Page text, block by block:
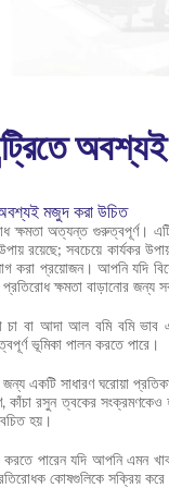
অবশ্যই মজুদ করা উচিত
অত্যন্ত গুরুত্বপূর্ণ। এটি
রয়েছে; সবচেয়ে কার্যকর
করা প্রয়োজন। আপনি যদি
ক্ষমতা বাড়ানোর জন্য
আদা আল বমি বমি ভাব এবং
ভূমিকা পালন করতে পারে।
একটি সাধারণ ঘরোয়া
রসুন ত্বকের সংক্রমণকেও
হয়।
পারেন যদি আপনি এমন
কোষগুলিকে সক্রিয়